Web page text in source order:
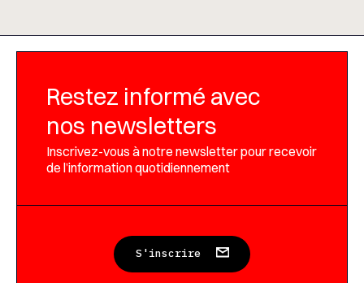
Restez informé avec
nos newsletters
Inscrivez-vous à notre newsletter pour recevoir
de l’information quotidiennement
S'inscrire